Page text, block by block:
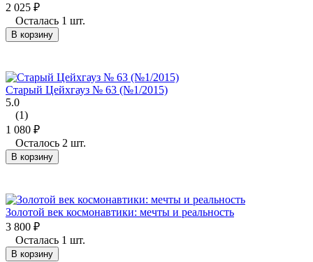
2 025 ₽
Осталась 1 шт.
В корзину
Старый Цейхгауз № 63 (№1/2015)
5.0
(1)
1 080 ₽
Осталось 2 шт.
В корзину
Золотой век космонавтики: мечты и реальность
3 800 ₽
Осталась 1 шт.
В корзину